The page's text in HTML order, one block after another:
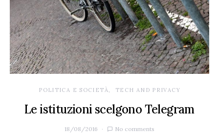
POLITICA E SOCIETÀ TECH AND PRIVACY
Le istituzioni scelgono Telegram
18/08/2016 No comments